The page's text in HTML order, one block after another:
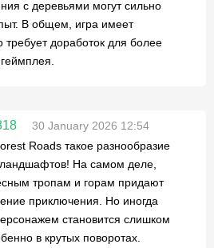
с деревьями могут сильно
В общем, игра имеет
требует доработок для более
30 January 2026 12:54
Roads такое разнообразие
На самом деле,
тропам и горам придают
приключения. Но иногда
становится слишком
в крутых поворотах.